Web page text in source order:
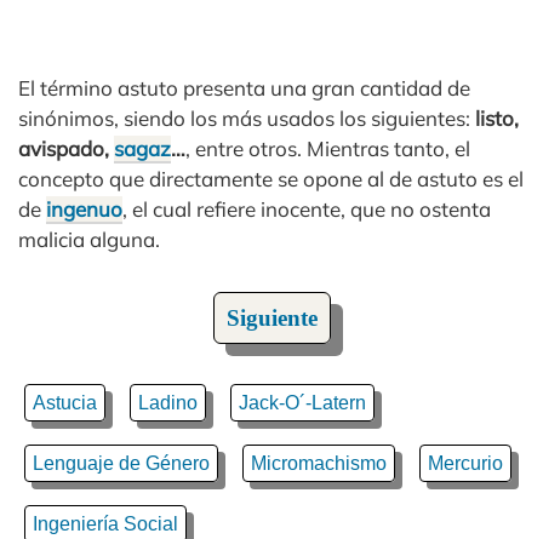
El término astuto presenta una gran cantidad de
sinónimos, siendo los más usados los siguientes: listo,
avispado, sagaz…, entre otros. Mientras tanto, el
concepto que directamente se opone al de astuto es el
de ingenuo, el cual refiere inocente, que no ostenta
malicia alguna.
Siguiente
Astucia Ladino Jack-O´-Latern
Lenguaje de Género Micromachismo Mercurio
Ingeniería Social